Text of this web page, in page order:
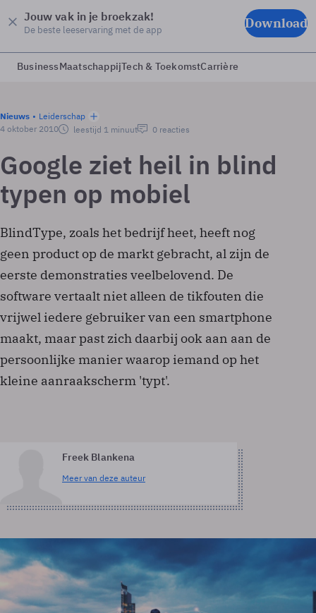
Jouw vak in je broekzak!
De beste leeservaring met de app Download
BusinessMaatschappijTech & ToekomstCarrière
Nieuws
Leiderschap
4 oktober 2010
leestijd 1 minuut 0 reacties
Google ziet heil in blind
typen op mobiel
BlindType, zoals het bedrijf heet, heeft nog
geen product op de markt gebracht, al zijn de
eerste demonstraties veelbelovend. De
software vertaalt niet alleen de tikfouten die
vrijwel iedere gebruiker van een smartphone
maakt, maar past zich daarbij ook aan aan de
persoonlijke manier waarop iemand op het
kleine aanraakscherm 'typt'.
Freek Blankena
Meer van deze auteur